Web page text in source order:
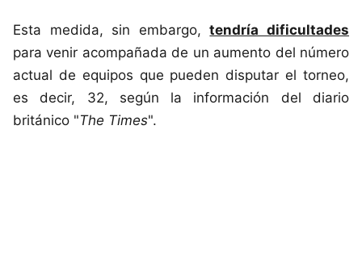
Esta medida, sin embargo,tendría dificultades
para venir acompañada de un aumento del número
actual de equipos que pueden disputar el torneo,
es decir, 32, según la información del diario
británico "The Times".